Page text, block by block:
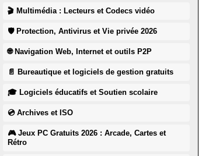
🎬 Multimédia : Lecteurs et Codecs vidéo
🛡 Protection, Antivirus et Vie privée 2026
🌐 Navigation Web, Internet et outils P2P
📄 Bureautique et logiciels de gestion gratuits
🎓 Logiciels éducatifs et Soutien scolaire
💿 Archives et ISO
🎮 Jeux PC Gratuits 2026 : Arcade, Cartes et
Rétro